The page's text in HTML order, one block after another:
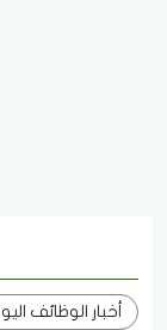
أخبار الوظائف